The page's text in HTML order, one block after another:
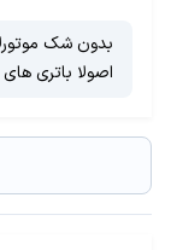
اصولا باتری